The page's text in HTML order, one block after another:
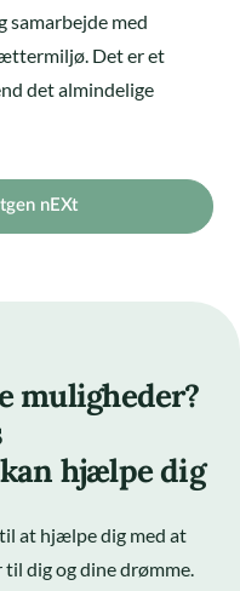
samarbejde med
Det er et
det almindelige
nEXt
muligheder?
hjælpe dig
at hjælpe dig med at
dig og dine drømme.